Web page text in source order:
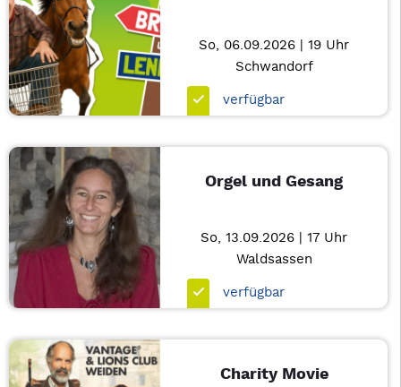
So, 06.09.2026 | 19 Uhr
Schwandorf
verfügbar
Orgel und Gesang
So, 13.09.2026 | 17 Uhr
Waldsassen
verfügbar
Charity Movie